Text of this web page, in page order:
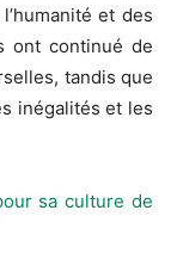
et des
ont continué de
tandis que
inégalités et les
sa culture de